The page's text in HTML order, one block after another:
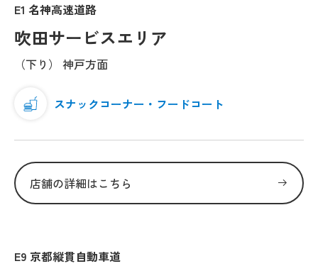
E1 名神高速道路
吹田サービスエリア
（下り） 神戸方面
スナックコーナー・フードコート
店舗の詳細はこちら
E9 京都縦貫自動車道